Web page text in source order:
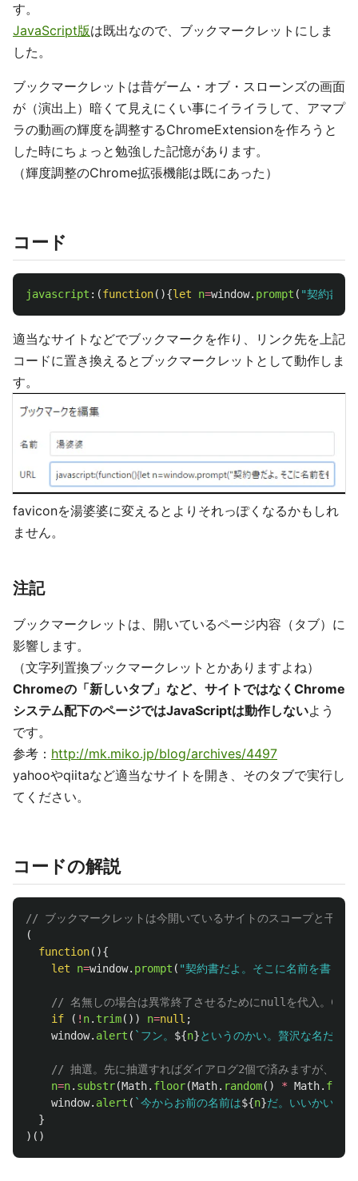
す。
JavaScript版は既出なので、ブックマークレットにしま
した。
ブックマークレットは昔ゲーム・オブ・スローンズの画面
が（演出上）暗くて見えにくい事にイライラして、アマプ
ラの動画の輝度を調整するChromeExtensionを作ろうと
した時にちょっと勉強した記憶があります。
（輝度調整のChrome拡張機能は既にあった）
コード
javascript :(function(){let n=window. prompt ( "契約書だ
適当なサイトなどでブックマークを作り、リンク先を上記
コードに置き換えるとブックマークレットとして動作しま
す。
faviconを湯婆婆に変えるとよりそれっぽくなるかもしれ
ません。
注記
ブックマークレットは、開いているページ内容（タブ）に
影響します。
（文字列置換ブックマークレットとかありますよね）
Chromeの「新しいタブ」など、サイトではなくChrome
システム配下のページではJavaScriptは動作しないよう
です。
参考： http://mk.miko.jp/blog/archives/4497
yahooやqiitaなど適当なサイトを開き、そのタブで実行し
てください。
コードの解説
// ブックマークレットは今開いているサイトのスコープと干渉
(
function(){
let
n=window. prompt ( "契約書だよ。そこに名前を書きな
// 名無しの場合は異常終了させるためにnullを代入
if
( ! n. trim()) n=null ;
window. alert ( `フン。 ${n}というのかい。贅沢な名だね
// 抽選。先に抽選すればダイアログ2個で済みますが、あ
n=n. substr(Math. floor(Math. random() * Math. floor
window. alert ( `今からお前の名前は${n}だ。いいかい、
}
)()